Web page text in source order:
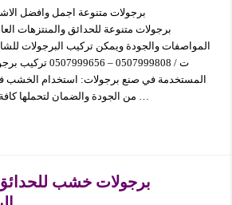
برجولات متنوعة اجمل وافضل
برجولات متنوعة للحدائق والمنتزهات
المواصفات والجودة ويمكن تركيب البرجولات
ت / 0507999808 –
المستخدمة في صنع برجولات: استخدام الخشب
برجولات خشب